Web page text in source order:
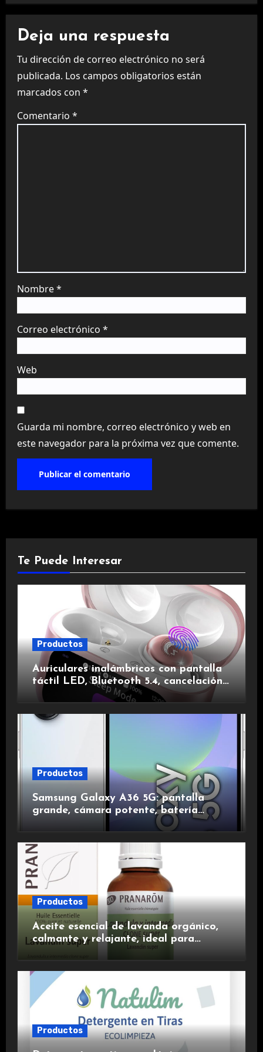
Deja una respuesta
Tu dirección de correo electrónico no será
publicada. Los campos obligatorios están
marcados con *
Comentario *
Nombre*
Correo electrónico *
Web
Guarda mi nombre, correo electrónico y web en
este navegador para la próxima vez que comente.
Te Puede Interesar
Productos
Auriculares inalámbricos con pantalla
táctil LED, Bluetooth 5.4, cancelación
de ruido, impermeables y de larga
Productos
Samsung Galaxy A36 5G: pantalla
grande, cámara potente, batería
duradera y carga rápida para una
experiencia premium.
Productos
Aceite esencial de lavanda orgánico,
calmante y relajante, ideal para
Productos